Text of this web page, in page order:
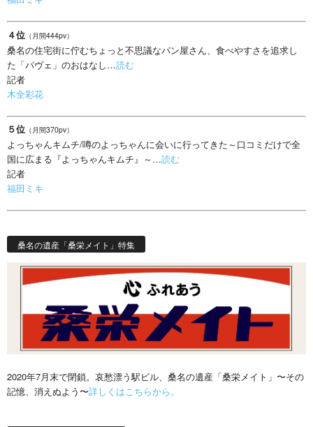
４位 （月間444pv）
桑名の住宅街に佇むちょっと不思議なパン屋さん、食べやすさを追求し
た「パヴェ」のおはなし…読む
記者
木全彩花
５位 （月間370pv）
よっちゃんキムチ/噂のよっちゃんに会いに行ってきた～口コミだけで全
国に広まる『よっちゃんキムチ』～…読む
記者
福田ミキ
桑名の遺産「桑栄メイト」特集
2020年7月末で閉鎖。哀愁漂う駅ビル、桑名の遺産「桑栄メイト」〜その
記憶、消えぬよう〜詳しくはこちらから。